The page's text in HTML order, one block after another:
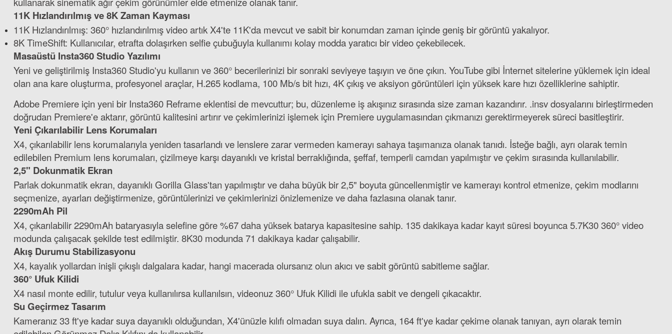
11K Hızlandırılmış ve 8K Zaman Kayması
11K Hızlandırılmış: 360° hızlandırılmış video artık X4'te 11K'da mevcut ve sabit bir konumdan zaman içinde geniş bir görüntü yakalıyor.
8K TimeShift: Kullanıcılar, etrafta dolaşırken selfie çubuğuyla kullanımı kolay modda yaratıcı bir video çekebilecek.
Masaüstü Insta360 Studio Yazılımı
Yeni ve geliştirilmiş Insta360 Studio'yu kullanın ve 360° becerilerinizi bir sonraki seviyeye taşıyın ve öne çıkın. YouTube gibi İnternet sitelerine yüklemek için ideal
olan ana kare oluşturma, profesyonel araçlar, H.265 kodlama, 100 Mb/s bit hızı, 4K çıkış ve aksiyon görüntüleri için yüksek kare hızı özelliklerine sahiptir.
Adobe Premiere için yeni bir Insta360 Reframe eklentisi de mevcuttur; bu, düzenleme iş akışınız sırasında size zaman kazandırır. .insv dosyalarını birleştirmeden
doğrudan Premiere'e aktarır, görüntü kalitesini artırır ve çekimlerinizi işlemek için Premiere uygulamasından çıkmanızı gerektirmeyerek süreci basitleştirir.
Yeni Çıkarılabilir Lens Korumaları
X4, çıkarılabilir lens korumalarıyla yeniden tasarlandı ve lenslere zarar vermeden kamerayı sahaya taşımanıza olanak tanıdı. İsteğe bağlı, ayrı olarak temin
edilebilen Premium lens korumaları, çizilmeye karşı dayanıklı ve kristal berraklığında, şeffaf, temperli camdan yapılmıştır ve çekim sırasında kullanılabilir.
2,5" Dokunmatik Ekran
Parlak dokunmatik ekran, dayanıklı Gorilla Glass'tan yapılmıştır ve daha büyük bir 2,5" boyuta güncellenmiştir ve kamerayı kontrol etmenize, çekim modlarını
seçmenize, ayarları değiştirmenize, görüntülerinizi ve çekimlerinizi önizlemenize ve daha fazlasına olanak tanır.
2290mAh Pil
X4, çıkarılabilir 2290mAh bataryasıyla selefine göre %67 daha yüksek batarya kapasitesine sahip. 135 dakikaya kadar kayıt süresi boyunca 5.7K30 360° video
modunda çalışacak şekilde test edilmiştir. 8K30 modunda 71 dakikaya kadar çalışabilir.
Akış Durumu Stabilizasyonu
X4, kayalık yollardan inişli çıkışlı dalgalara kadar, hangi macerada olursanız olun akıcı ve sabit görüntü sabitleme sağlar.
360° Ufuk Kilidi
X4 nasıl monte edilir, tutulur veya kullanılırsa kullanılsın, videonuz 360° Ufuk Kilidi ile ufukla sabit ve dengeli çıkacaktır.
Su Geçirmez Tasarım
Kameranız 33 ft'ye kadar suya dayanıklı olduğundan, X4'ünüzle kılıfı olmadan suya dalın. Ayrıca, 164 ft'ye kadar çekime olanak tanıyan, ayrı olarak temin